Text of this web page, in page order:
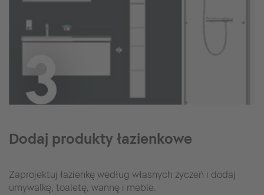
Dodaj produkty łazienkowe
Zaprojektuj łazienkę według własnych życzeń i dodaj
umywalkę, toaletę, wannę i meble.